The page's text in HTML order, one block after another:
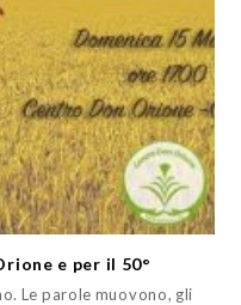
e per il 50°
Le parole muovono, gli